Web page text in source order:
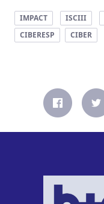
IMPACT ISCIII
CIBERESP
CIBER